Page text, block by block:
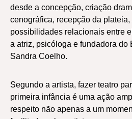
desde a concepção, criação
cenográfica, recepção da
possibilidades relacionais entre
a atriz, psicóloga e fundadora do
Sandra Coelho.
Segundo a artista, fazer teatro
primeira infância é uma ação
respeito não apenas a um